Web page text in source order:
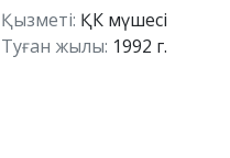
Қызметі: ҚК мүшесі
Туған жылы: 1992 г.